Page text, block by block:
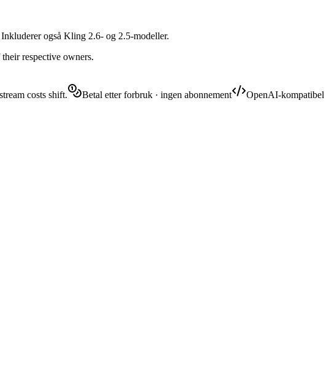
også Kling 2.6- og 2.5-modeller.
respective owners.
costs shift.
Betal etter forbruk · ingen abonnement
OpenAI-kompatibel